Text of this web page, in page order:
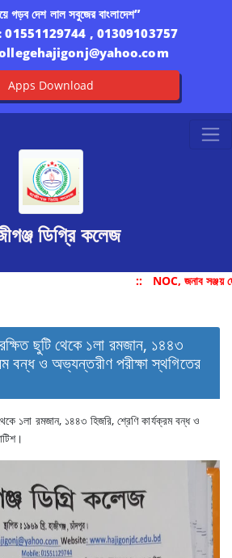
গড়ব দেশ লাল সবুজের বাংলাদেশ”
01551129744 , 01309103757
Apps Download
ডিগ্রি কলেজ
:: NOC, জনাব সঞ্জয়
ছুটি থেকে ১লা রমজান, ১৪৪৩
বন্ধ ও অভ্যন্তরীণ পরীক্ষা স্থগিতের
১লা রমজান, ১৪৪৩ হিজরি, শ্রেণি কার্যক্রম বন্ধ ও